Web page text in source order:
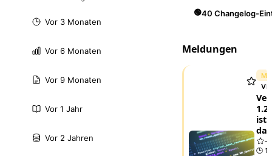
Vor 3 Monaten
Vor 6 Monaten
Vor 9 Monaten
Vor 1 Jahr
Vor 2 Jahren
🟢40 Changelog-
Meldungen
ist
da
🕒 1